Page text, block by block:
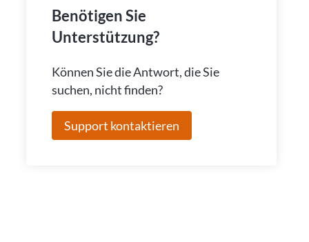
Benötigen Sie
Unterstützung?
Können Sie die Antwort, die Sie
suchen, nicht finden?
Support kontaktieren